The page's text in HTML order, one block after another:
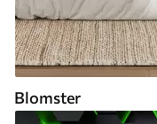
Blomster